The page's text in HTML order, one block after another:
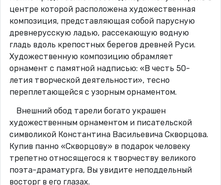
центре которой расположена художественная
композиция, представляющая собой парусную
древнерусскую ладью, рассекающую водную
гладь вдоль крепостных берегов древней Руси.
Художественную композицию обрамляет
орнамент с памятной надписью: «В честь 50-
летия творческой деятельности», тесно
переплетающейся с узорным орнаментом.
Внешний обод тарели богато украшен
художественным орнаментом и писательской
символикой Константина Васильевича Скворцова.
Купив панно «Скворцову» в подарок человеку
трепетно относящегося к творчеству великого
поэта-драматурга, Вы увидите неподдельный
восторг в его глазах.